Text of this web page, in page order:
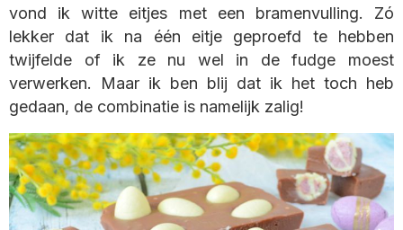
vond ik witte eitjes met een bramenvulling. Zó
lekker dat ik na één eitje geproefd te hebben
twijfelde of ik ze nu wel in de fudge moest
verwerken. Maar ik ben blij dat ik het toch heb
gedaan, de combinatie is namelijk zalig!